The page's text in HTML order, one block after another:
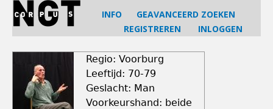
Jump
navigation
INFO
GEAVANCEERD ZOEKEN
REGISTREREN
INLOGGEN
Regio: Voorburg
Leeftijd: 70-79
Geslacht: Man
Voorkeurshand: beide